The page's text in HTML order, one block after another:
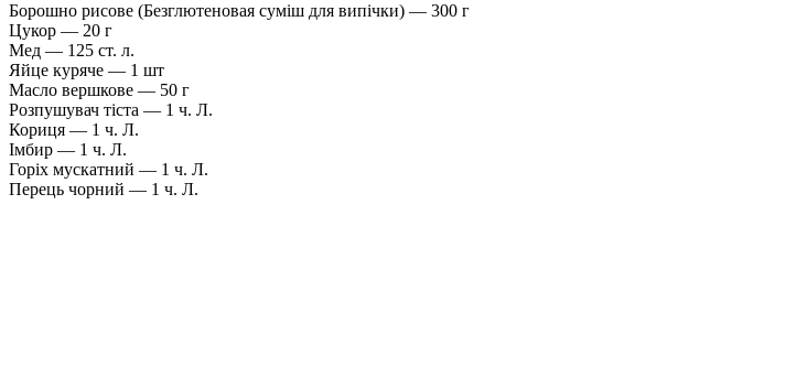
Борошно рисове (Безглютеновая суміш для випічки) — 300 г
Цукор — 20 г
Мед — 125 ст. л.
Яйце куряче — 1 шт
Масло вершкове — 50 г
Розпушувач тіста — 1 ч. Л.
Кориця — 1 ч. Л.
Імбир — 1 ч. Л.
Горіх мускатний — 1 ч. Л.
Перець чорний — 1 ч. Л.